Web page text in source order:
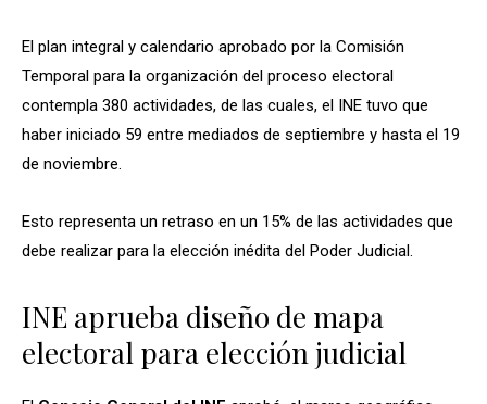
El plan integral y calendario aprobado por la Comisión
Temporal para la organización del proceso electoral
contempla 380 actividades, de las cuales, el INE tuvo que
haber iniciado 59 entre mediados de septiembre y hasta el 19
de noviembre.
Esto representa un retraso en un 15% de las actividades que
debe realizar para la elección inédita del Poder Judicial.
INE aprueba diseño de mapa
electoral para elección judicial